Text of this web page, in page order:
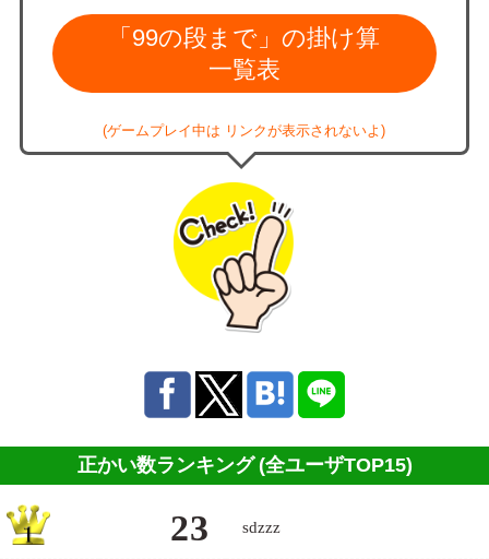
「99の段まで」の掛け算
一覧表
(ゲームプレイ中は リンクが表示されないよ)
正かい数ランキング (全ユーザTOP15)
23 sdzzz